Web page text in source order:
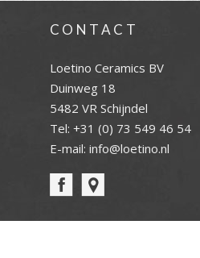
CONTACT
Loetino Ceramics BV
Duinweg 18
5482 VR Schijndel
Tel: +31 (0) 73 549 46 54
E-mail: info@loetino.nl